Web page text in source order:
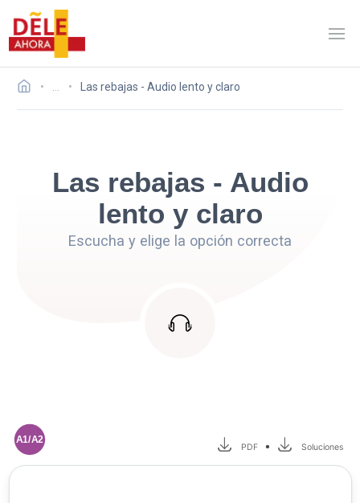
Las rebajas - Audio lento y claro
Las rebajas - Audio
lento y claro
Escucha y elige la opción correcta
A1/A2
PDF • Soluciones